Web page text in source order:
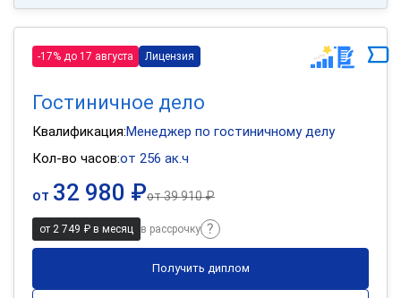
-17% до 17 августа Лицензия
Гостиничное дело
Квалификация:Менеджер по гостиничному делу
Кол-во часов:от 256 ак.ч
от 32 980 ₽от39 910 ₽
от 2 749 ₽ в месяц в рассрочку
Получить диплом